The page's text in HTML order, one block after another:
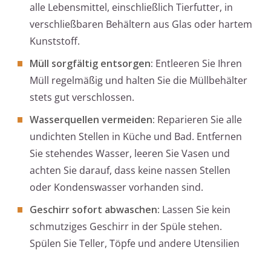
alle Lebensmittel, einschließlich Tierfutter, in
verschließbaren Behältern aus Glas oder hartem
Kunststoff.
Müll sorgfältig entsorgen: Entleeren Sie Ihren
Müll regelmäßig und halten Sie die Müllbehälter
stets gut verschlossen.
Wasserquellen vermeiden: Reparieren Sie alle
undichten Stellen in Küche und Bad. Entfernen
Sie stehendes Wasser, leeren Sie Vasen und
achten Sie darauf, dass keine nassen Stellen
oder Kondenswasser vorhanden sind.
Geschirr sofort abwaschen: Lassen Sie kein
schmutziges Geschirr in der Spüle stehen.
Spülen Sie Teller, Töpfe und andere Utensilien